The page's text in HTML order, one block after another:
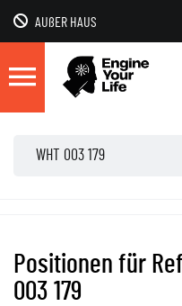
AUßER HAUS
Positionen für
003 179